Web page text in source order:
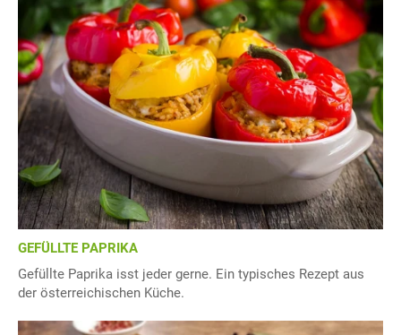
GEFÜLLTE PAPRIKA
Gefüllte Paprika isst jeder gerne. Ein typisches Rezept aus
der österreichischen Küche.